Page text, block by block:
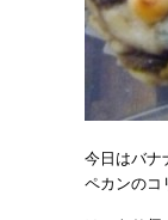
今日はバナ
ペカンのコ